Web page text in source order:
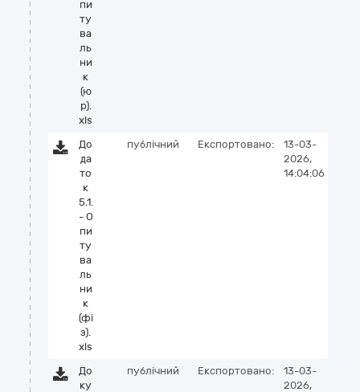
пи
ту
ва
ль
ни
к
(ю
р).
xls
До
да
то
к
5.1.
- О
пи
ту
ва
ль
ни
к
(фі
з).
xls
публічний Експортовано:
13-03-
2026,
14:04:06
До
ку
публічний Експортовано:
13-03-
2026,